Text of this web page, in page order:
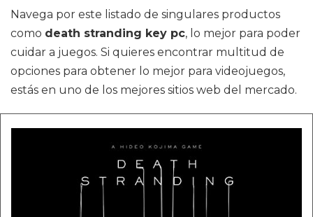
Navega por este listado de singulares productos
como death stranding key pc, lo mejor para poder
cuidar a juegos. Si quieres encontrar multitud de
opciones para obtener lo mejor para videojuegos,
estás en uno de los mejores sitios web del mercado.